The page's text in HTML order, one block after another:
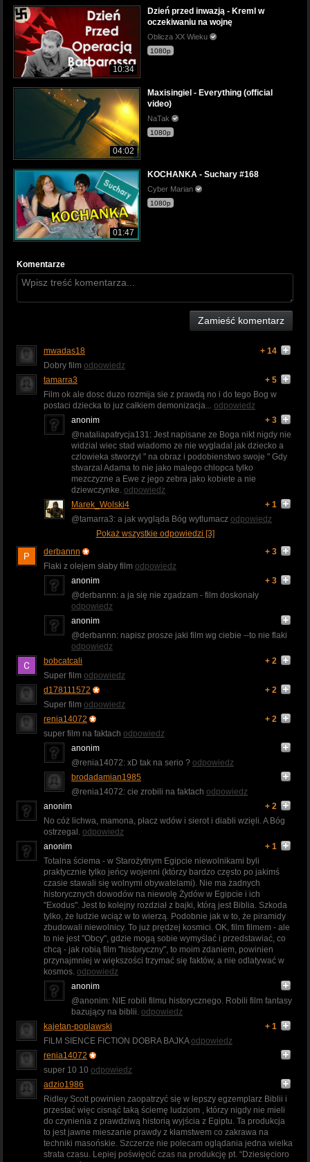
10:34
Dzień przed inwazją - Kreml w
oczekiwaniu na wojnę
Oblicza XX Wieku
1080p
04:02
Maxisingiel - Everything (official
video)
NaTak
1080p
01:47
KOCHANKA - Suchary #168
Cyber Marian
1080p
Komentarze
Zamieść komentarz
mwadas18
+ 14
Dobry film odpowiedz
tamarra3
+ 5
Film ok ale dosc duzo rozmija sie z prawdą no i do tego Bog w
postaci dziecka to juz całkiem demonizacja... odpowiedz
anonim
+ 3
@nataliapatrycja131: Jest napisane ze Boga nikt nigdy nie
widzial wiec stad wiadomo ze nie wygladal jak dziecko a
czlowieka stworzyl " na obraz i podobienstwo swoje " Gdy
stwarzal Adama to nie jako malego chlopca tylko
mezczyzne a Ewe z jego zebra jako kobiete a nie
dziewczynke. odpowiedz
Marek_Wolski4
+ 1
@tamarra3: a jak wygląda Bóg wytlumacz odpowiedz
Pokaż wszystkie odpowiedzi [3]
derbannn
+ 3
Flaki z olejem słaby film odpowiedz
anonim
+ 3
@derbannn: a ja się nie zgadzam - film doskonały
odpowiedz
anonim
@derbannn: napisz prosze jaki film wg ciebie --to nie flaki
odpowiedz
bobcatcali
+ 2
Super film odpowiedz
d178111572
+ 2
Super film odpowiedz
renia14072
+ 2
super film na faktach odpowiedz
anonim
@renia14072: xD tak na serio ? odpowiedz
brodadamian1985
@renia14072: cie zrobili na faktach odpowiedz
anonim
+ 2
No cóż lichwa, mamona, płacz wdów i sierot i diabli wzięli. A Bóg
ostrzegal. odpowiedz
anonim
+ 1
Totalna ściema - w Starożytnym Egipcie niewolnikami byli
praktycznie tylko jeńcy wojenni (którzy bardzo często po jakimś
czasie stawali się wolnymi obywatelami). Nie ma żadnych
historycznych dowodów na niewolę Żydów w Egipcie i ich
"Exodus". Jest to kolejny rozdział z bajki, którą jest Biblia. Szkoda
tylko, że ludzie wciąż w to wierzą. Podobnie jak w to, że piramidy
zbudowali niewolnicy. To już prędzej kosmici. OK, film filmem - ale
to nie jest "Obcy", gdzie mogą sobie wymyślać i przedstawiać, co
chcą - jak robią film "historyczny", to moim zdaniem, powinien
przynajmniej w większości trzymać się faktów, a nie odlatywać w
kosmos. odpowiedz
anonim
@anonim: NIE robili filmu historycznego. Robili film fantasy
bazujący na biblii. odpowiedz
kajetan-poplawski
+ 1
FILM SIENCE FICTION DOBRA BAJKAodpowiedz
renia14072
super 10 10 odpowiedz
adzio1986
Ridley Scott powinien zaopatrzyć się w lepszy egzemplarz Biblii i
przestać więc cisnąć taką ściemę ludziom , którzy nigdy nie mieli
do czynienia z prawdziwą historią wyjścia z Egiptu. Ta produkcja
to jest jawne mieszanie prawdy z kłamstwem co zakrawa na
techniki masońskie. Szczerze nie polecam oglądania jedna wielka
strata czasu. Lepiej poświęcić czas na produkcję pt. “Dziesięcioro